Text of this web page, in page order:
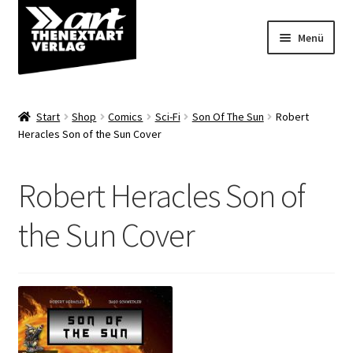
Zur
Navigation
springen
Zum
Inhalt
springen
Menü
Shop
Start Shop Comics Sci-Fi Son Of The Sun
Robert
Heracles Son of the Sun Cover
Robert Heracles Son of
the Sun Cover